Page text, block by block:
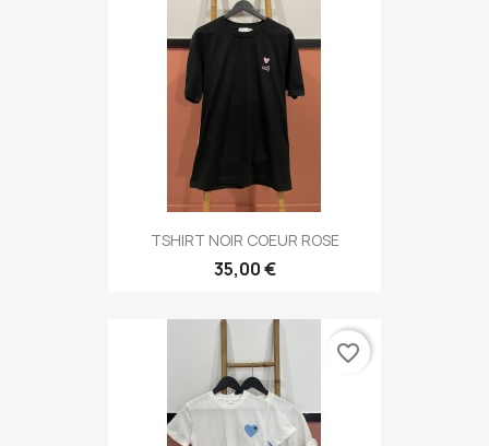
TSHIRT NOIR COEUR ROSE
35,00 €
favorite_border